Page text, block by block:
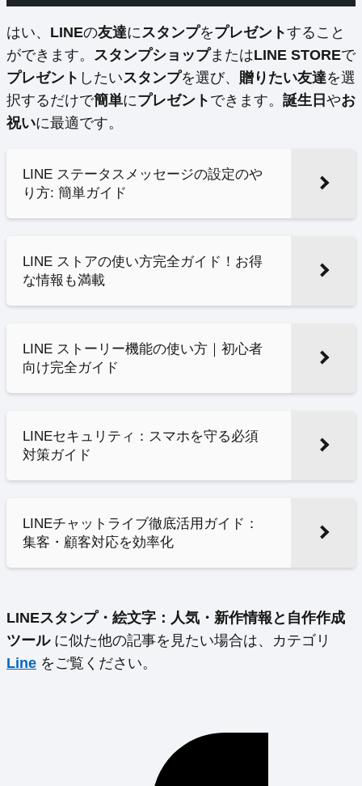
はい、 LINEの友達に スタンプをプレゼントすること
ができます。 スタンプショップまたはLINE STOREで
プレゼント したいスタンプを選び、 贈りたい友達を選
択するだけで簡単にプレゼント できます。 誕生日 やお
祝いに最適です。
LINE ステータスメッセージの設定のや
り方: 簡単ガイド
LINE ストアの使い方完全ガイド！お得
な情報も満載
LINE ストーリー機能の使い方｜初心者
向け完全ガイド
LINEセキュリティ：スマホを守る必須
対策ガイド
LINEチャットライブ徹底活用ガイド：
集客・顧客対応を効率化
LINEスタンプ・絵文字：人気・新作情報と自作作成
ツールに似た他の記事を見たい場合は、カテゴリ
Line をご覧ください。